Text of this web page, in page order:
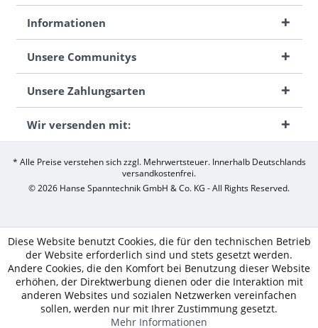
Informationen
Unsere Communitys
Unsere Zahlungsarten
Wir versenden mit:
* Alle Preise verstehen sich zzgl. Mehrwertsteuer. Innerhalb Deutschlands
versandkostenfrei.
© 2026 Hanse Spanntechnik GmbH & Co. KG - All Rights Reserved.
Diese Website benutzt Cookies, die für den technischen Betrieb
der Website erforderlich sind und stets gesetzt werden.
Andere Cookies, die den Komfort bei Benutzung dieser Website
erhöhen, der Direktwerbung dienen oder die Interaktion mit
anderen Websites und sozialen Netzwerken vereinfachen
sollen, werden nur mit Ihrer Zustimmung gesetzt.
Mehr Informationen